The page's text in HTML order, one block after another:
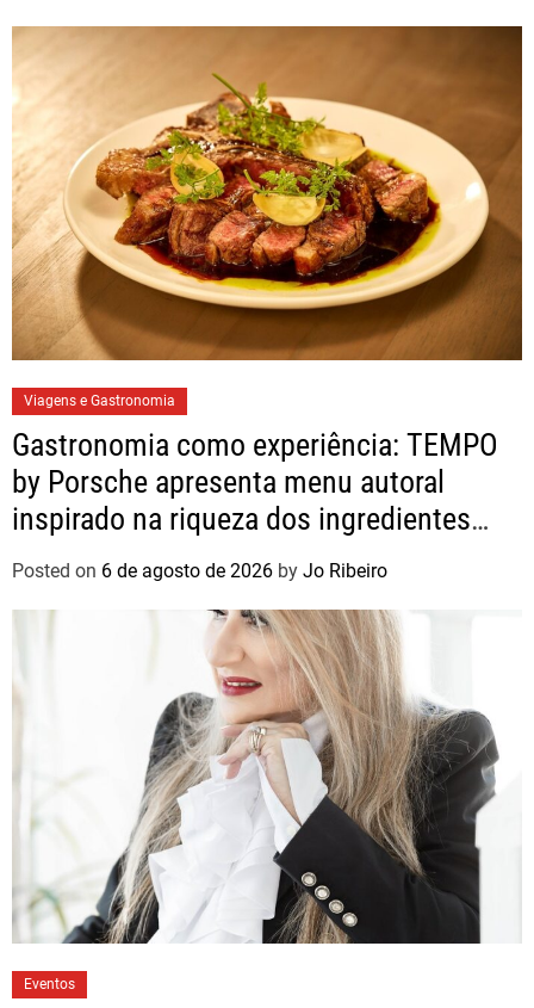
Viagens e Gastronomia
Gastronomia como experiência: TEMPO
by Porsche apresenta menu autoral
inspirado na riqueza dos ingredientes
brasileiros
Posted on 6 de agosto de 2026 by Jo Ribeiro
Eventos